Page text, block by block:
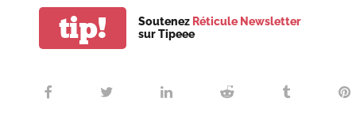
tip! Soutenez Réticule Newsletter
sur Tipeee